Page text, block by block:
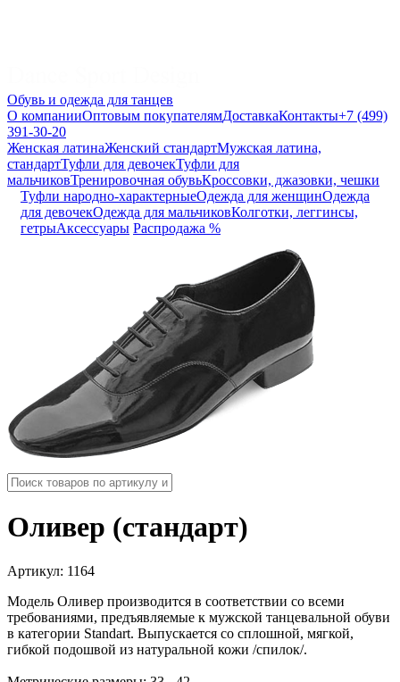
Обувь и одежда для танцев
О компанииОптовым покупателямДоставкаКонтакты+7 (499)
391-30-20
Женская латинаЖенский стандартМужская латина,
стандартТуфли для девочекТуфли для
мальчиковТренировочная обувьКроссовки, джазовки, чешки
Туфли народно-характерныеОдежда для женщинОдежда
для девочекОдежда для мальчиковКолготки, леггинсы,
гетрыАксессуары Распродажа %
Оливер (стандарт)
Артикул: 1164
Модель Оливер производится в соответствии со всеми
требованиями, предъявляемые к мужской танцевальной обуви
в категории Standart. Выпускается со сплошной, мягкой,
гибкой подошвой из натуральной кожи /спилок/.